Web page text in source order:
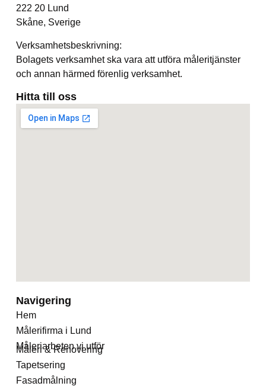
222 20 Lund
Skåne, Sverige
Verksamhetsbeskrivning:
Bolagets verksamhet ska vara att utföra måleritjänster
och annan härmed förenlig verksamhet.
Hitta till oss
Navigering
Hem
Målerifirma i Lund
Måleriarbeten vi utför
Måleri & Renovering
Tapetsering
Fasadmålning